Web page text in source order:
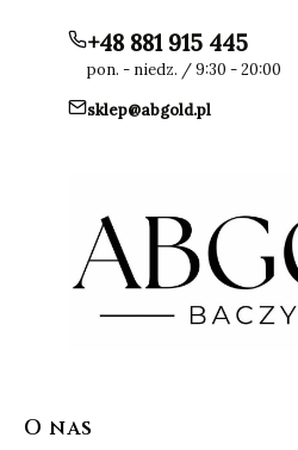
+48 881 915 445
pon. - niedz. / 9:30 - 20:00
sklep@abgold.pl
Linki w stopce
O nas